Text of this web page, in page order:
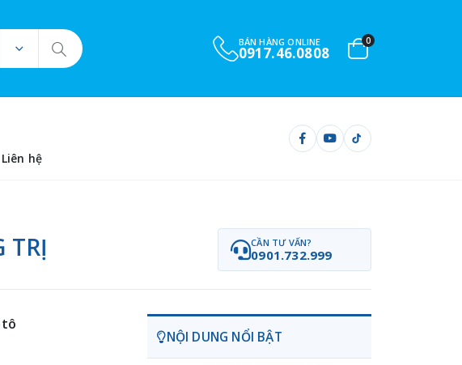
BÁN HÀNG ONLINE
0917.46.0808
0
Liên hệ
TRỊ CẦN TƯ VẤN?
0901.732.999
NỘI DUNG NỔI BẬT